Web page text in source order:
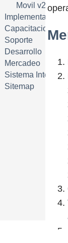
Movil v2
Implementación
Capacitacion
Soporte
Desarrollo
Mercadeo
Sistema
Sitemap